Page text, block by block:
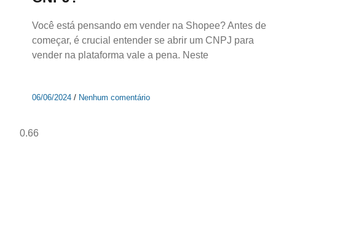
Você está pensando em vender na Shopee? Antes de
começar, é crucial entender se abrir um CNPJ para
vender na plataforma vale a pena. Neste
06/06/2024 Nenhum comentário